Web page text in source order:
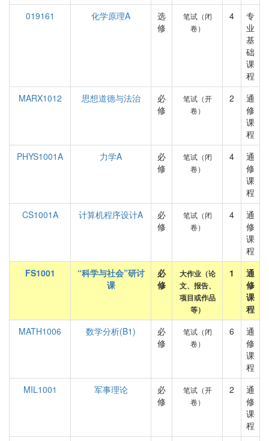
019161
化学原理A
选
修
笔试（闭
卷）
4
专
业
基
础
课
程
MARX1012
思想道德与法治
必
修
笔试（开
卷）
2
通
修
课
程
PHYS1001A
力学A
必
修
笔试（闭
卷）
4
通
修
课
程
CS1001A
计算机程序设计A
必
修
笔试（闭
卷）
4
通
修
课
程
FS1001
“科学与社会”研讨
课
必
修
大作业（论
文、报告、
项目或作品
等）
1
通
修
课
程
MATH1006
数学分析(B1)
必
修
笔试（闭
卷）
6
通
修
课
程
MIL1001
军事理论
必
修
笔试（开
卷）
2
通
修
课
程